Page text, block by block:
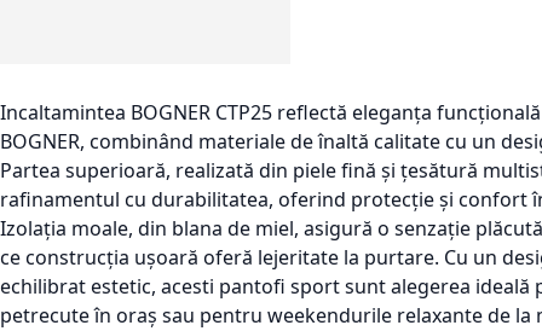
Incaltamintea BOGNER CTP25 reflectă eleganța funcțională
BOGNER, combinând materialedeînaltă calitatecu un
Partea superioară, realizată din pielefină și țesătură
rafinamentul cu durabilitatea, oferind protecțieși confort
Izolația moale, din blana de miel, asigură o senzație plăcută
ceconstrucția ușoară oferă lejeritate la purtare. Cu un
echilibratestetic, acesti pantofi sportsuntalegerea ideală
petrecuteîn oraș sau pentru weekendurile relaxantede la